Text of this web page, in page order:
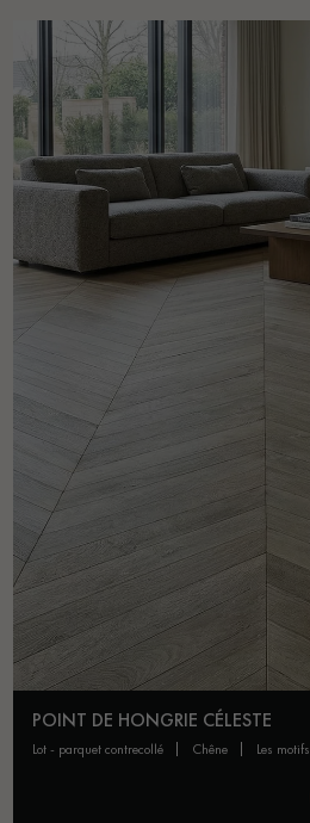
POINT DE HONGRIE CÉLESTE
lot - parquet contrecollé chêne les motifs